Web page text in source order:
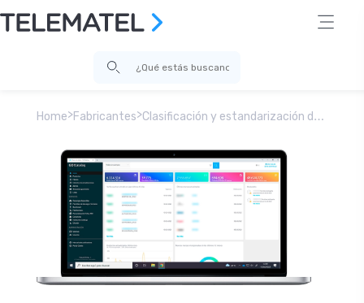
Home>Fabricantes> C
lasificación y estandarización de productos en ETIM | Telematel